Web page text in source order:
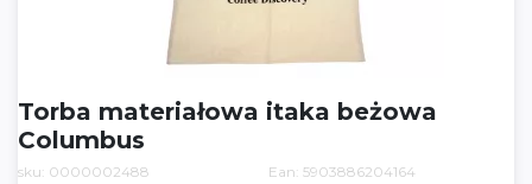
Torba materiałowa itaka beżowa
Columbus
sku: 0000002488 Ean: 5903886204164